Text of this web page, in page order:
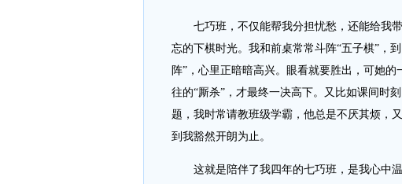
七巧班，不仅能帮我分担忧愁，还能给我带
忘的下棋时光。我和前桌常常斗阵“五子棋”，
阵”，心里正暗暗高兴。眼看就要胜出，可她
往的“厮杀”，才最终一决高下。又比如课间时
题，我时常请教班级学霸，他总是不厌其烦，
到我豁然开朗为止。
这就是陪伴了我四年的七巧班，是我心中温